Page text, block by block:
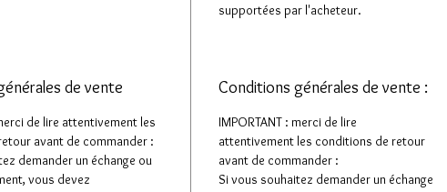
supportées par l'acheteur.
de vente
de lire attentivement les
avant de commander :
demander un échange ou
vous devez
Conditions générales de vente :
IMPORTANT : merci de lire
attentivement les conditions de retour
avant de commander :
Si vous souhaitez demander un échange